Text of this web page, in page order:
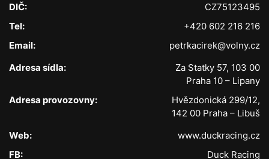
DIČ:
CZ75123495
Tel:
+420 602 216 216
Email:
petrkacirek@volny.cz
Adresa sídla:
Za Statky 57, 103 00
Praha 10 – Lipany
Adresa provozovny:
Hvězdonická 299/12,
142 00 Praha – Libuš
Web:
www.duckracing.cz
FB:
Duck Racing